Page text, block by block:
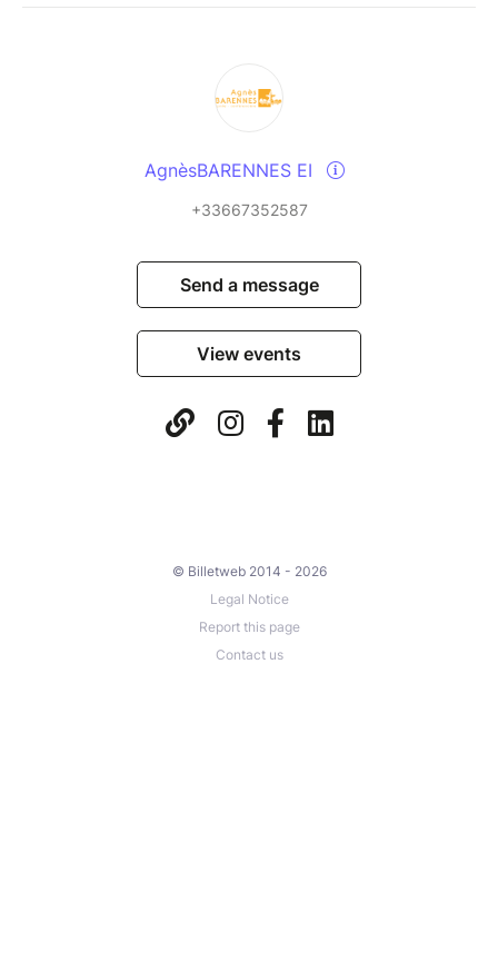
AgnèsBARENNES EI
+33667352587
Send a message
View events
© Billetweb 2014 - 2026
Legal Notice
Report this page
Contact us